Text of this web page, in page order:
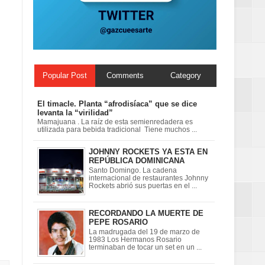
perspectiva
Popular Post Comments Category
El timacle. Planta “afrodisíaca” que se dice
levanta la “virilidad”
Mamajuana . La raíz de esta semienredadera es
utilizada para bebida tradicional Tiene muchos ...
JOHNNY ROCKETS YA ESTA EN
REPÚBLICA DOMINICANA
Santo Domingo. La cadena
internacional de restaurantes Johnny
Rockets abrió sus puertas en el ...
RECORDANDO LA MUERTE DE
PEPE ROSARIO
La madrugada del 19 de marzo de
1983 Los Hermanos Rosario
terminaban de tocar un set en un ...